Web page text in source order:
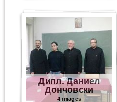
Дипл. Даниел
Дончовски
4 images